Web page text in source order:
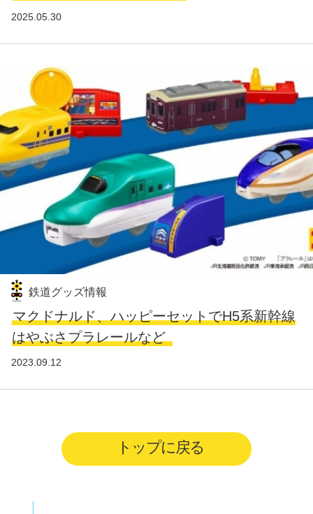
2025.05.30
鉄道グッズ情報
マクドナルド、ハッピーセットでH5系新幹線
はやぶさプラレールなど
2023.09.12
トップに戻る